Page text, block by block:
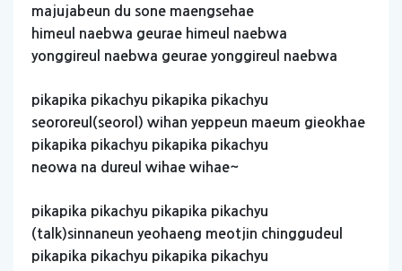
majujabeun du sone maengsehae
himeul
naebwa geurae himeul
naebwa
yonggireul
naebwa geurae yonggireul naebwa
pikapika pikachyu pikapika pikachyu
seororeul(seorol) wihan yeppeun maeum gieokhae
pikapika pikachyu pikapika pikachyu
neowa na dureul wihae wihae~
pikapika pikachyu pikapika pikachyu
(talk)sinnaneun yeohaeng meotjin chinggudeul
pikapika pikachyu pikapika pikachyu